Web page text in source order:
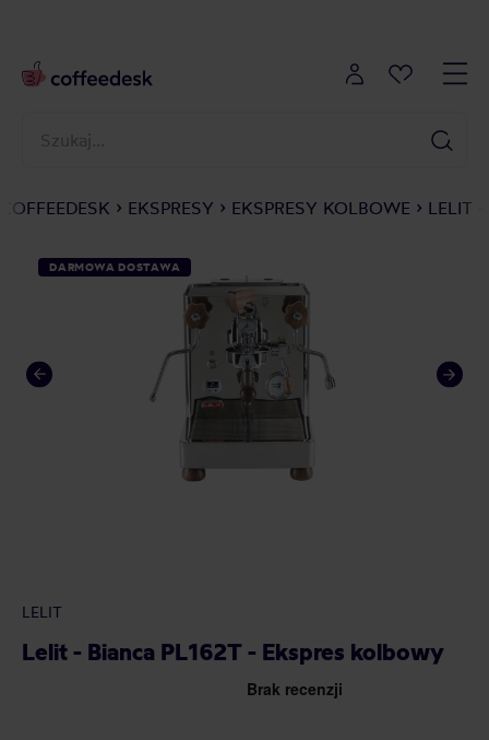
COFFEEDESK EKSPRESY EKSPRESY KOLBOWE LELIT
DARMOWA DOSTAWA
LELIT
Lelit - Bianca PL162T - Ekspres kolbowy